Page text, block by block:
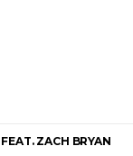
FEAT. ZACH BRYAN